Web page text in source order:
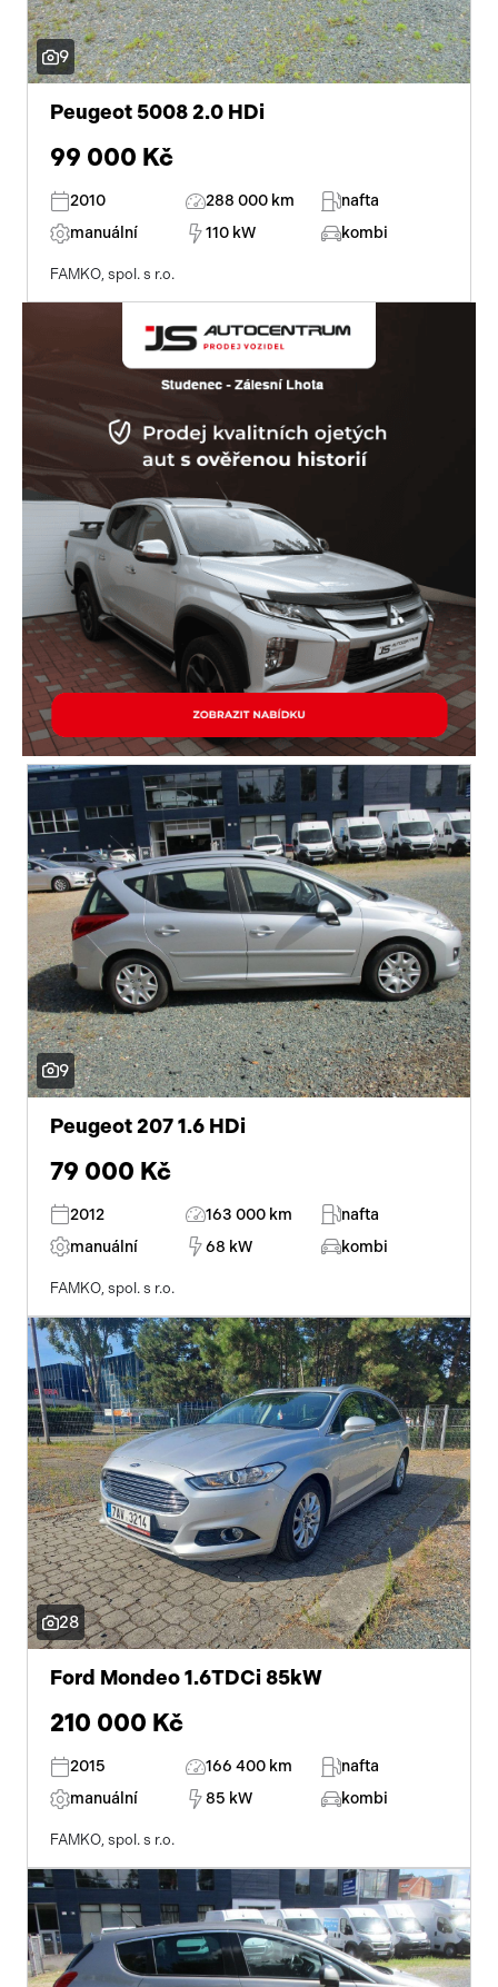
9
Peugeot 5008 2.0 HDi
99 000 Kč
2010 288 000 km
nafta
manuální
110 kW kombi
FAMKO, spol. s r.o.
9
Peugeot 207 1.6 HDi
79 000 Kč
2012 163 000 km
nafta
manuální
68 kW kombi
FAMKO, spol. s r.o.
28
Ford Mondeo 1.6TDCi 85kW
210 000 Kč
2015 166 400 km
nafta
manuální
85 kW kombi
FAMKO, spol. s r.o.